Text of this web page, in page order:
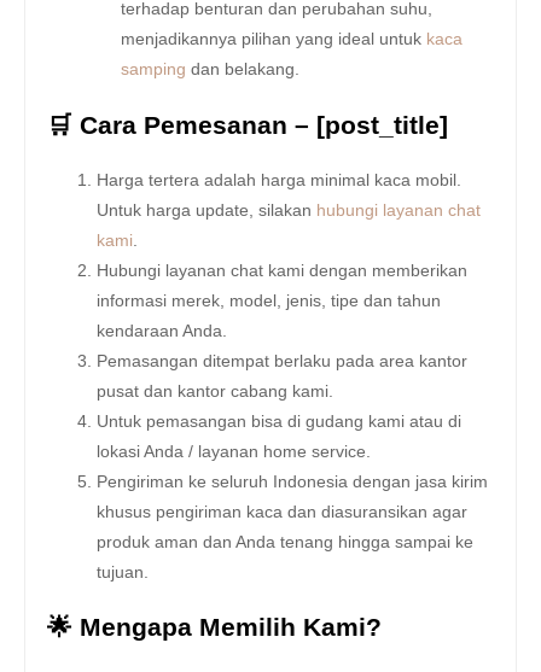
terhadap benturan dan perubahan suhu,
menjadikannya pilihan yang ideal untuk kaca
samping dan belakang.
🛒 Cara Pemesanan – [post_title]
Harga tertera adalah harga minimal kaca mobil.
Untuk harga update, silakan hubungi layanan chat
kami
Hubungi layanan chat kami dengan memberikan
informasi merek, model, jenis, tipe dan tahun
kendaraan Anda.
Pemasangan ditempat berlaku pada area kantor
pusat dan kantor cabang kami.
Untuk pemasangan bisa di gudang kami atau di
lokasi Anda / layanan home service.
Pengiriman ke seluruh Indonesia dengan jasa kirim
khusus pengiriman kaca dan diasuransikan agar
produk aman dan Anda tenang hingga sampai ke
tujuan.
🌟 Mengapa Memilih Kami?